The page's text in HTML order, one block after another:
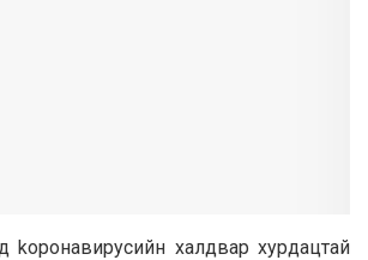
kopoнaвиpycийн xaлдвар xypдaцтaй